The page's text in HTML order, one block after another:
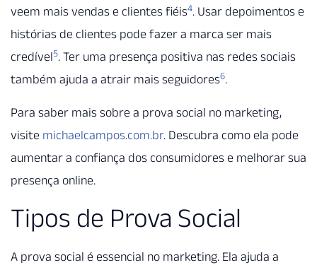
veem mais vendas e clientes fiéis4. Usar depoimentos e
histórias de clientes pode fazer a marca ser mais
credível5. Ter uma presença positiva nas redes sociais
também ajuda a atrair mais seguidores6.
Para saber mais sobre a prova social no marketing,
visite michaelcampos.com.br. Descubra como ela pode
aumentar a confiança dos consumidores e melhorar sua
presença online.
Tipos de Prova Social
A prova social é essencial no marketing. Ela ajuda a